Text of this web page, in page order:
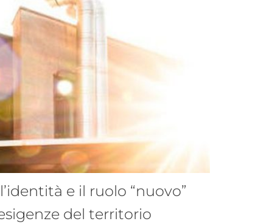
e il ruolo “nuovo”
del territorio